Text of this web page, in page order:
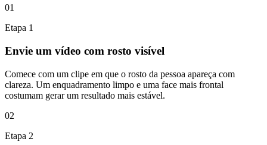
01
Etapa 1
Envie um vídeo com rosto visível
Comece com um clipe em que o rosto da pessoa apareça com
clareza. Um enquadramento limpo e uma face mais frontal
costumam gerar um resultado mais estável.
02
Etapa 2